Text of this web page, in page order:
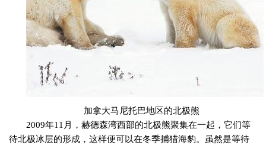
加拿大马尼托巴地区的北极熊
2009年11月，赫德森湾西部的北极熊聚集在一起，它们等
待北极冰层的形成，这样便可以在冬季捕猎海豹。虽然是等待